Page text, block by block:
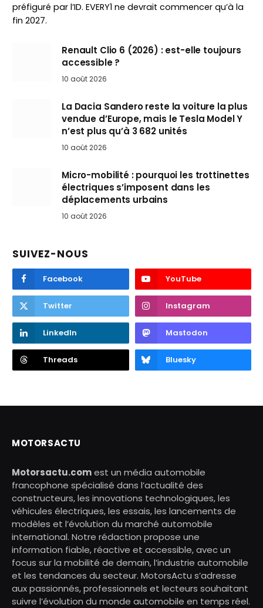
préfiguré par l’ID. EVERY1 ne devrait commencer qu’à la
fin 2027.
Renault Clio 6 (2026) : est-elle toujours
accessible ?
10 août 2026
La Dacia Sandero reste la voiture la plus
vendue d’Europe, mais le Tesla Model Y
n’est plus qu’à 3 682 unités
10 août 2026
Micro-mobilité : pourquoi les trottinettes
électriques s’imposent dans les
déplacements urbains
10 août 2026
SUIVEZ-NOUS
Facebook YouTube
Twitter Instagram
LinkedIn Mastodon
Threads Bluesky
MOTORSACTU
Motorsactu.comest un média automobile
francophone spécialisé dans l’actualité des
constructeurs, les innovations technologiques, les
véhicules électriques, les essais, les lancements de
modèles et l’évolution du marché automobile
international. Notre rédaction propose une
information fiable, réactive et accessible, avec un
focus sur la mobilité de demain, l’industrie automobile
et les tendances du secteur. MotorsActu s’adresse
aux passionnés, professionnels et lecteurs souhaitant
suivre l’évolution du monde automobile en temps réel.